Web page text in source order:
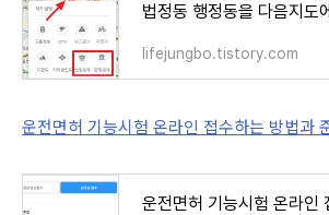
법정동 행정동을 다음지도
lifejungbo.tistory.com
운전면허 기능시험 온라인 접수하는 방법과